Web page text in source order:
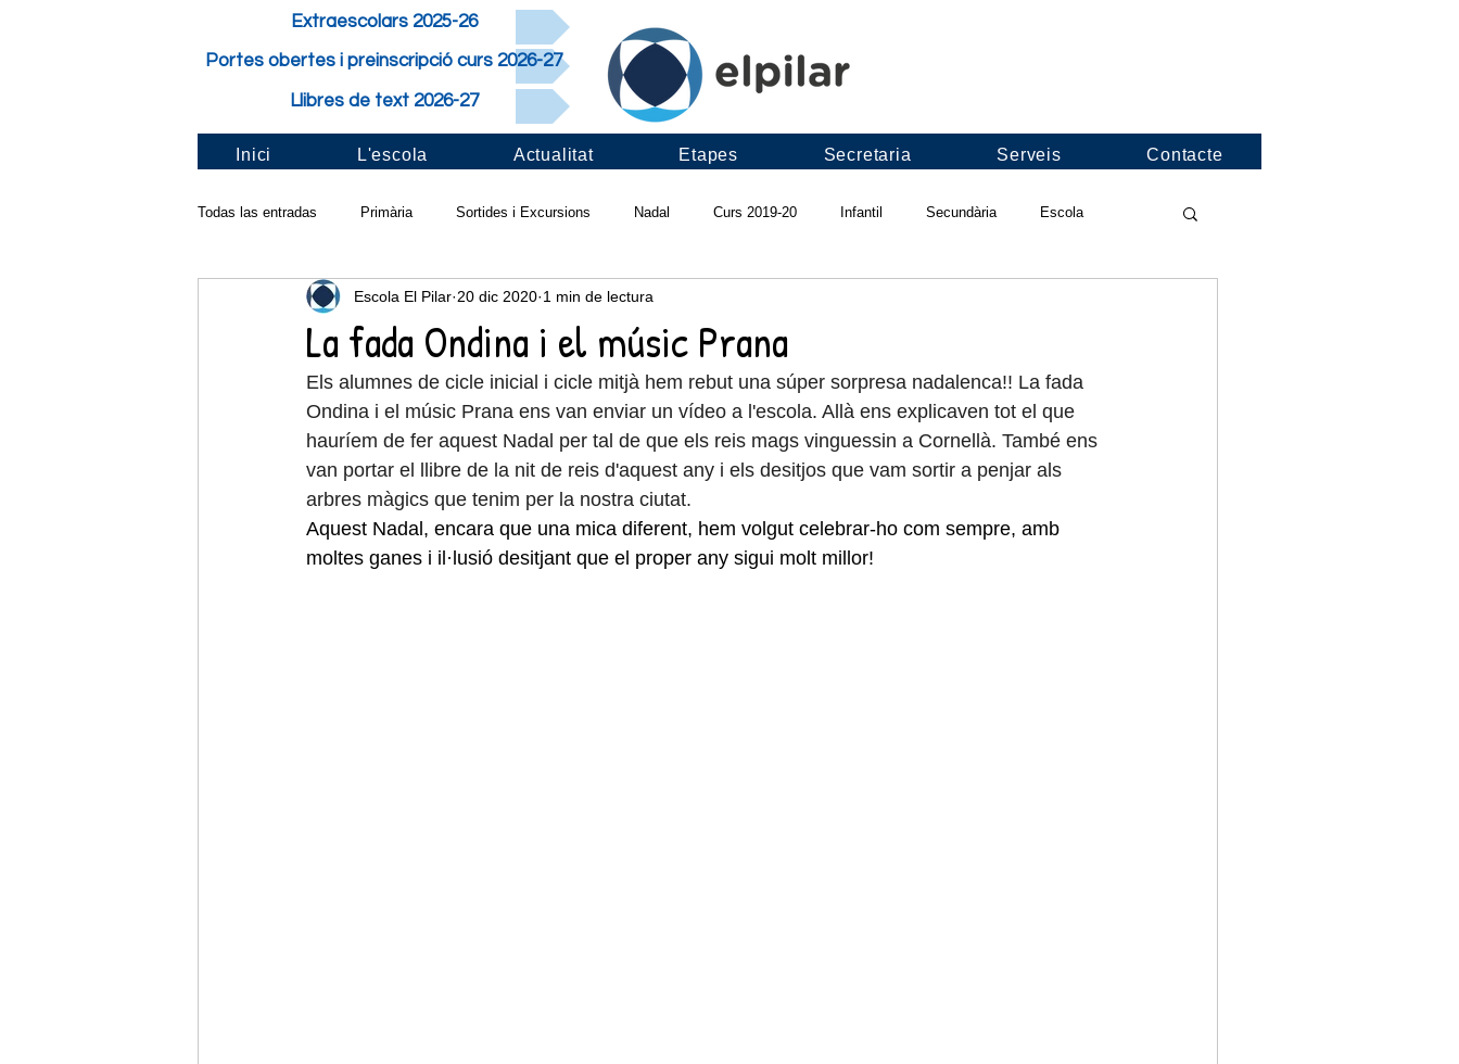
Extraescolars 2025-26
Portes obertes i preinscripció curs 2026-27
Llibres de text 2026-27
Inici L'escola Actualitat Etapes Secretaria Serveis Contacte
Todas las entradas Primària Sortides i Excursions Nadal Curs 2019-20 Infantil Secundària Escola
Activitat de classe Festes i Festivals Projectes d'escola
Pilar solidari Santa Cecília Apadrinament lector Revista "Ull del Pilar" Curs 2018-19 Informació Jocs Florals
Taller a l'aula Carnaval Curs 2017-18 Fruitalícia't Pràctiques LAB Cantània Colònies
Viatge final d'estudis Sant Jordi Curs 2016-17
La fada Ondina i el músic Prana
Escola El Pilar 20 dic 2020 1 min de lectura
Els alumnes de cicle inicial i cicle mitjà hem rebut una súper sorpresa nadalenca!! La fada
Ondina i el músic Prana ens van enviar un vídeo a l'escola. Allà ens explicaven tot el que
hauríem de fer aquest Nadal per tal de que els reis mags vinguessin a Cornellà. També ens
van portar el llibre de la nit de reis d'aquest any i els desitjos que vam sortir a penjar als
arbres màgics que tenim per la nostra ciutat.
Aquest Nadal, encara que una mica diferent, hem volgut celebrar-ho com sempre, amb
moltes ganes i il·lusió desitjant que el proper any sigui molt millor!